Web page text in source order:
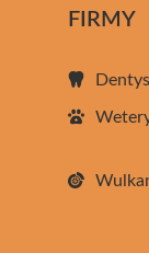
FIRMY